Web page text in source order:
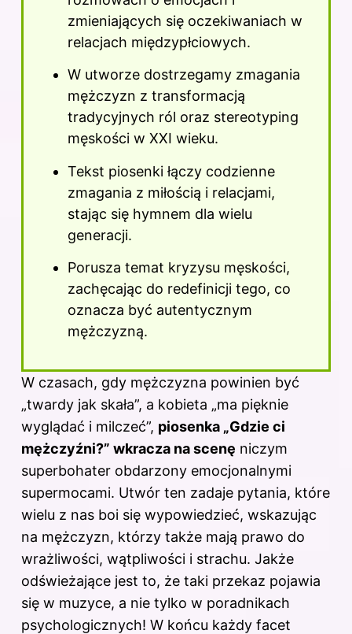
zmieniających się oczekiwaniach w
relacjach międzypłciowych.
W utworze dostrzegamy zmagania
mężczyzn z transformacją
tradycyjnych ról oraz stereotyping
męskości w XXI wieku.
Tekst piosenki łączy codzienne
zmagania z miłością i relacjami,
stając się hymnem dla wielu
generacji.
Porusza temat kryzysu męskości,
zachęcając do redefinicji tego, co
oznacza być autentycznym
mężczyzną.
W czasach, gdy mężczyzna powinien być
„twardy jak skała”, a kobieta „ma pięknie
wyglądać i milczeć”, piosenka „Gdzie ci
mężczyźni?” wkracza na scenę niczym
superbohater obdarzony emocjonalnymi
supermocami. Utwór ten zadaje pytania, które
wielu z nas boi się wypowiedzieć, wskazując
na mężczyzn, którzy także mają prawo do
wrażliwości, wątpliwości i strachu. Jakże
odświeżające jest to, że taki przekaz pojawia
się w muzyce, a nie tylko w poradnikach
psychologicznych! W końcu każdy facet